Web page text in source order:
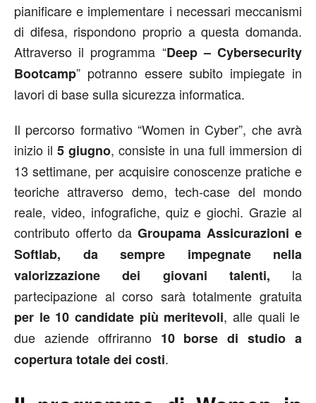
pianificare e implementare i necessari meccanismi
di difesa, rispondono proprio a questa domanda.
Attraverso il programma “Deep – Cybersecurity
Bootcamp” potranno essere subito impiegate in
lavori di base sulla sicurezza informatica.
Il percorso formativo “Women in Cyber”, che avrà
inizio il 5 giugno, consiste in una full immersion di
13 settimane, per acquisire conoscenze pratiche e
teoriche attraverso demo, tech-case del mondo
reale, video, infografiche, quiz e giochi. Grazie al
contributo offerto da Groupama Assicurazioni e
Softlab, da sempre impegnate nella
valorizzazione dei giovani talenti, la
partecipazione al corso sarà totalmente gratuita
per le 10 candidate più meritevoli, alle quali le
due aziende offriranno 10 borse di studio a
copertura totale dei costi.